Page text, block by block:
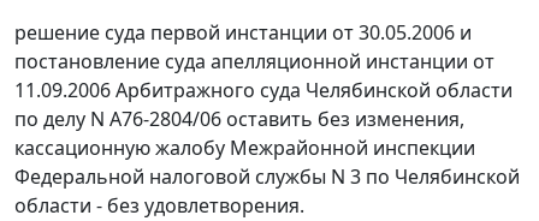
решение суда первой инстанции от 30.05.2006 и
постановление суда апелляционной инстанции от
11.09.2006 Арбитражного суда Челябинской области
по делу N А76-2804/06 оставить без изменения,
кассационную жалобу Межрайонной инспекции
Федеральной налоговой службы N 3 по Челябинской
области - без удовлетворения.